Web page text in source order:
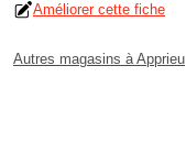
Améliorer cette fiche
Autres magasins à Apprieu